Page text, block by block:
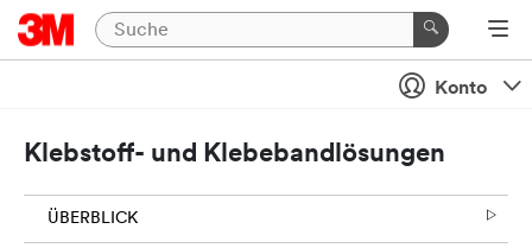
Konto
Klebstoff- und Klebebandlösungen
ÜBERBLICK